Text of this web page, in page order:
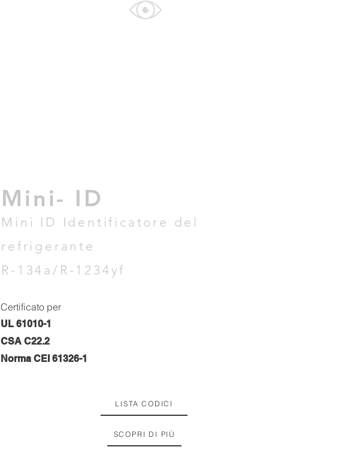
Mini- ID
Mini ID Identificatore del
refrigerante
R-134a/R-1234yf
Certificato per
UL 61010-1
CSA C22.2
Norma CEI 61326-1
LISTA CODICI
SCOPRI DI PIÙ